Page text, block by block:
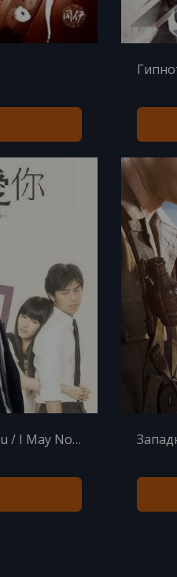
Всегда с тобой / In Time With You / I May Not Love You / Wo Ke Neng Pu Hui Ai Ni / Wo Ke Neng Bu Hui Ai Ni (2011) MP3